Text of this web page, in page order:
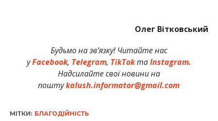
Олег Вітковський
Будьмо на зв’язку! Читайте нас
уFacebook, Telegram, TikTokтаInstagram.
Надсилайте свої новини на
поштуkalush.informator@gmail.com
МІТКИ: БЛАГОДІЙНІСТЬ